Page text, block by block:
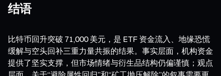
结语
比特币回升突破 71,000 美元，是 ETF 资金流入、地缘恐慌
缓解与空头回补三重力量共振的结果。事实层面，机构资金
提供了坚实支撑，但市场情绪与衍生品结构仍偏谨慎；观点